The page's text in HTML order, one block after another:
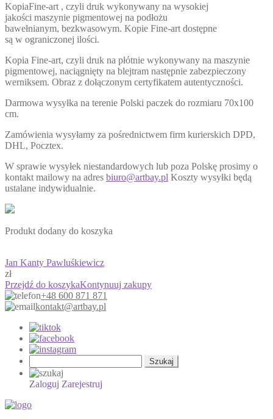
KopiaFine-art , czyli druk wykonywany na wysokiej
jakości maszynie pigmentowej na podłożu
bawełnianym, bezkwasowym. Kopie Fine-art dostępne
są w ograniczonej ilości.
Kopia Fine-art, czyli druk na płótnie wykonywany na maszynie
pigmentowej, naciągnięty na blejtram następnie zabezpieczony
werniksem. Obraz z dołączonym certyfikatem autentyczności.
Darmowa wysyłka na terenie Polski paczek do rozmiaru 70x100
cm.
Zamówienia wysyłamy za pośrednictwem firm kurierskich DPD,
DHL, Pocztex.
W sprawie wysyłek niestandardowych lub poza Polskę prosimy o
kontakt mailowy na adres biuro@artbay.pl Koszty wysyłki będą
ustalane indywidualnie.
Produkt dodany do koszyka
Jan Kanty Pawluśkiewicz
zł
Przejdź do koszykaKontynuuj zakupy
+48 600 871 871
kontakt@artbay.pl
Zaloguj Zarejestruj